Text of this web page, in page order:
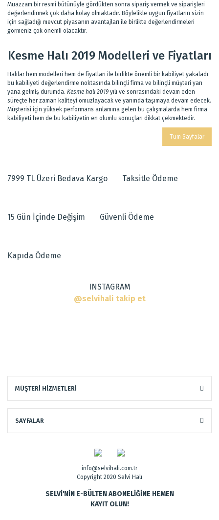
Muazzam bir resmi bütünüyle gördükten sonra sipariş vermek ve siparişleri
değerlendirmek çok daha kolay olmaktadır. Böylelikle uygun fiyatların sizin
için sağladığı mevcut piyasanın avantajları ile birlikte değerlendirmeleri
görmeniz çok önemli olacaktır.
Kesme Halı 2019 Modelleri ve Fiyatları
Halılar hem modelleri hem de fiyatları ile birlikte önemli bir kabiliyet yakaladı
bu kabiliyeti değerlendirme noktasında bilinçli firma ve bilinçli müşteri yan
yana gelmiş durumda. Kesme halı 2019 yılı ve sonrasındaki devam eden
süreçte her zaman kaliteyi omuzlayacak ve yanında taşımaya devam edecek.
Müşterisi için yüksek performans anlamına gelen bu çalışmalarda hem firma
kabiliyeti hem de bu kabiliyetin en olumlu sonuçları dikkat çekmektedir.
Tüm Sayfalar
7999 TL Üzeri Bedava Kargo Taksitle Ödeme
15 Gün İçinde Değişim Güvenli Ödeme
Kapıda Ödeme
INSTAGRAM
@selvihali takip et
MÜŞTERİ HİZMETLERİ
SAYFALAR
info@selvihali.com.tr
Copyright 2020 Selvi Halı
SELVİ'NİN E-BÜLTEN ABONELİĞİNE HEMEN
KAYIT OLUN!